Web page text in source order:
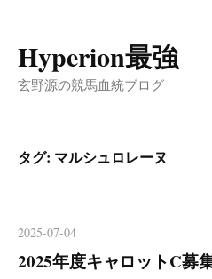
コ
ン
ツ
へ
ッ
プ
Hyperion最強
玄野源の競馬血統ブログ
タグ: マルシュロレーヌ
2025-07-04
2025年度キャロットC募